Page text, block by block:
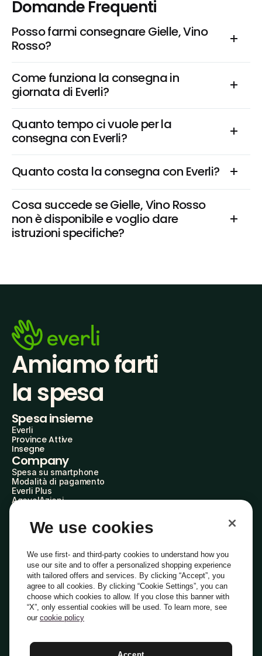
Domande Frequenti
Posso farmi consegnare Gielle, Vino
Rosso?
Come funziona la consegna in
giornata di Everli?
Quanto tempo ci vuole per la
consegna con Everli?
Quanto costa la consegna con Everli?
Cosa succede se Gielle, Vino Rosso
non è disponibile e voglio dare
istruzioni specifiche?
Amiamo farti
la spesa
Spesa insieme
Everli
Province Attive
Insegne
Company
Spesa su smartphone
Modalità di pagamento
Everli Plus
AgevolAzioni
Everli Shoppers
Scopri chi siamo
Domande frequenti
Lavora con noi
Diventa Shopper
Investitori
PrivacyCookiePreferenze Cookie
Termini e Condizioni
Italiano
We use cookies
We use first- and third-party cookies to understand how you
use our site and to offer a personalized shopping experience
with tailored offers and services. By clicking “Accept”, you
agree to all cookies. By clicking “Cookie Settings”, you can
choose which cookies to allow. If you close this banner with
“X”, only essential cookies will be used. To learn more, see
our cookie policy